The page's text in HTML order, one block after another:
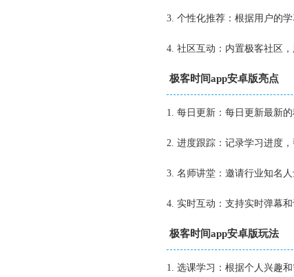
3. 个性化推荐：根据用户的
4. 社区互动：内置极客社区
极客时间app安卓版亮点
1. 每日更新：每日更新最新
2. 进度跟踪：记录学习进度
3. 名师讲堂：邀请行业知名
4. 实时互动：支持实时弹幕
极客时间app安卓版玩法
1. 选课学习：根据个人兴趣